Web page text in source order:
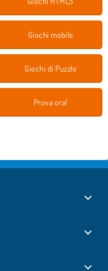
Giochi mobile
Giochi di Puzzle
Prova ora!